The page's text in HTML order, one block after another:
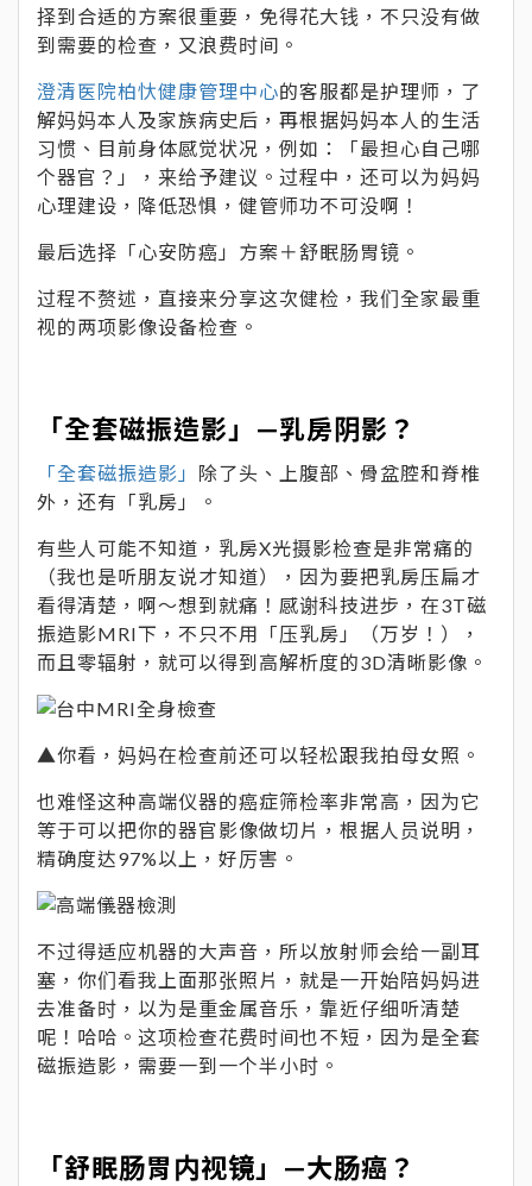
择到合适的方案很重要，免得花大钱，不只没有做
到需要的检查，又浪费时间。
澄清医院柏忕健康管理中心的客服都是护理师，了
解妈妈本人及家族病史后，再根据妈妈本人的生活
习惯、目前身体感觉状况，例如：「最担心自己哪
个器官？」，来给予建议。过程中，还可以为妈妈
心理建设，降低恐惧，健管师功不可没啊！
最后选择「心安防癌」方案＋舒眠肠胃镜。
过程不赘述，直接来分享这次健检，我们全家最重
视的两项影像设备检查。
「全套磁振造影」—乳房阴影？
「全套磁振造影」 除了头、上腹部、骨盆腔和脊椎
外，还有「乳房」。
有些人可能不知道，乳房X光摄影检查是非常痛的
（我也是听朋友说才知道），因为要把乳房压扁才
看得清楚，啊～想到就痛！感谢科技进步，在3T磁
振造影MRI下，不只不用「压乳房」（万岁！），
而且零辐射，就可以得到高解析度的3D清晰影像。
▲你看，妈妈在检查前还可以轻松跟我拍母女照。
也难怪这种高端仪器的癌症筛检率非常高，因为它
等于可以把你的器官影像做切片，根据人员说明，
精确度达97%以上，好厉害。
不过得适应机器的大声音，所以放射师会给一副耳
塞，你们看我上面那张照片，就是一开始陪妈妈进
去准备时，以为是重金属音乐，靠近仔细听清楚
呢！哈哈。这项检查花费时间也不短，因为是全套
磁振造影，需要一到一个半小时。
「舒眠肠胃内视镜」—大肠癌？